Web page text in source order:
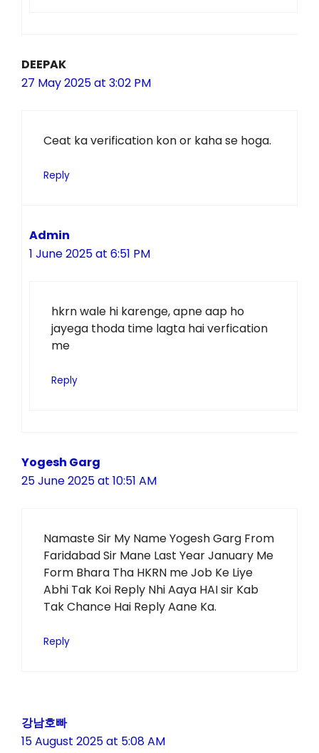
DEEPAK
27 May 2025 at 3:02 PM
Ceat ka verification kon or kaha se hoga.
Reply
Admin
1 June 2025 at 6:51 PM
hkrn wale hi karenge, apne aap ho
jayega thoda time lagta hai verfication
me
Reply
Yogesh Garg
25 June 2025 at 10:51 AM
Namaste Sir My Name Yogesh Garg From
Faridabad Sir Mane Last Year January Me
Form Bhara Tha HKRN me Job Ke Liye
Abhi Tak Koi Reply Nhi Aaya HAI sir Kab
Tak Chance Hai Reply Aane Ka.
Reply
강남호빠
15 August 2025 at 5:08 AM